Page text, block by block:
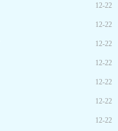
12-22
12-22
12-22
12-22
12-22
12-22
12-22